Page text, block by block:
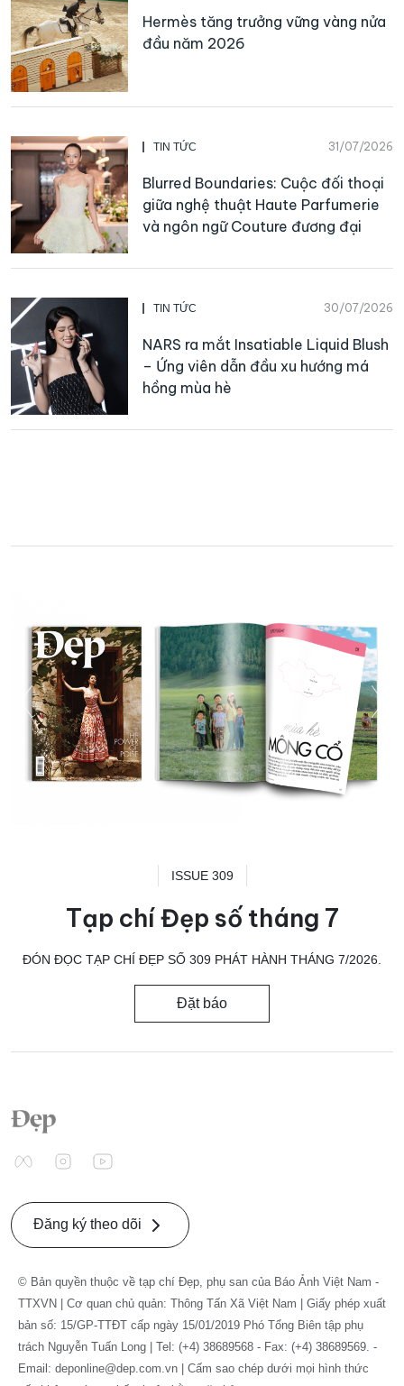
Hermès tăng trưởng vững vàng nửa
đầu năm 2026
TIN TỨC 31/07/2026
Blurred Boundaries: Cuộc đối thoại
giữa nghệ thuật Haute Parfumerie
và ngôn ngữ Couture đương đại
TIN TỨC 30/07/2026
NARS ra mắt Insatiable Liquid Blush
– Ứng viên dẫn đầu xu hướng má
hồng mùa hè
ISSUE 309
Tạp chí Đẹp số tháng 7
ĐÓN ĐỌC TẠP CHÍ ĐẸP SỐ 309 PHÁT HÀNH THÁNG 7/2026.
Đặt báo
Đăng ký theo dõi
© Bản quyền thuộc về tạp chí Đẹp, phụ san của Báo Ảnh Việt Nam -
TTXVN | Cơ quan chủ quản: Thông Tấn Xã Việt Nam | Giấy phép xuất
bản số: 15/GP-TTĐT cấp ngày 15/01/2019 Phó Tổng Biên tập phụ
trách Nguyễn Tuấn Long | Tel: (+4) 38689568 - Fax: (+4) 38689569. -
Email: deponline@dep.com.vn | Cấm sao chép dưới mọi hình thức